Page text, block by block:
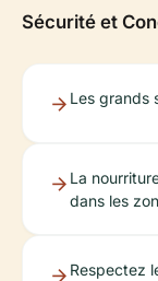
Sécurité et
Les grands
La
dans les
Respectez